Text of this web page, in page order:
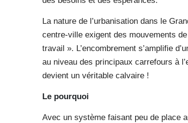
La nature de l’urbanisation dans le
centre-ville exigent des mouvements
travail ». L’encombrement s’amplifie
au niveau des principaux carrefours à
devient un véritable calvaire !
Le pourquoi
Avec un système faisant peu de place